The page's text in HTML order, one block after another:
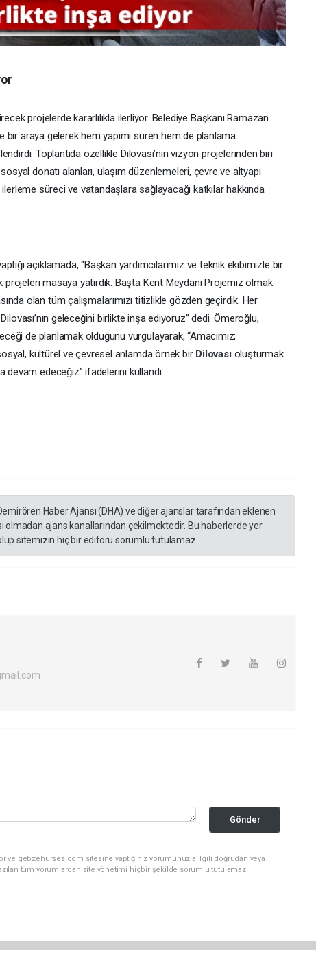
projelerde kararlılıkla ilerliyor. Belediye Başkanı Ramazan
bir araya gelerek hem yapımı süren hem de planlama
Toplantıda özellikle Dilovası’nın vizyon projelerinden biri
donatı alanları, ulaşım düzenlemeleri, çevre ve altyapı
ilerleme süreci ve vatandaşlara sağlayacağı katkılar hakkında
açıklamada, “Başkan yardımcılarımız ve teknik ekibimizle bir
masaya yatırdık. Başta Kent Meydanı Projemiz olmak
olan tüm çalışmalarımızı titizlikle gözden geçirdik. Her
geleceğini birlikte inşa ediyoruz” dedi. Ömeroğlu,
de planlamak olduğunu vurgulayarak, “Amacımız;
kültürel ve çevresel anlamda örnek bir Dilovası oluşturmak.
edeceğiz” ifadelerini kullandı.
Haber Ajansı (DHA) ve diğer ajanslar tarafından eklenen
ajans kanallarından çekilmektedir. Bu haberlerde yer
sitemizin hiç bir editörü sorumlu tutulamaz...
Gönder
ve gebzehurses.com sitesine yaptığınız yorumunuzla ilgili doğrudan veya
tüm yorumlardan site yönetimi hiçbir şekilde sorumlu tutulamaz.